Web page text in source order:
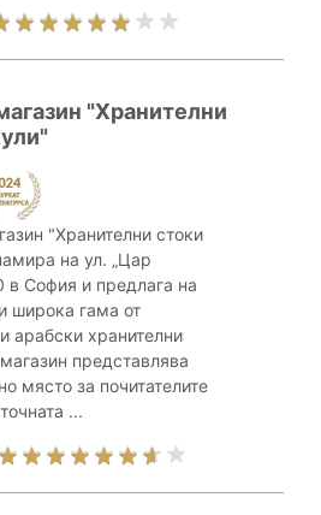
"Хранителни
"Хранителни стоки
на ул. „Цар
в София и предлага на
широка гама от
арабски хранителни
представлява
място за почитателите
...